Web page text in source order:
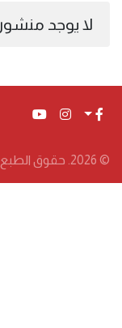
لا يوجد
© 2026. حقوق الطبع والنشر محفوظة.